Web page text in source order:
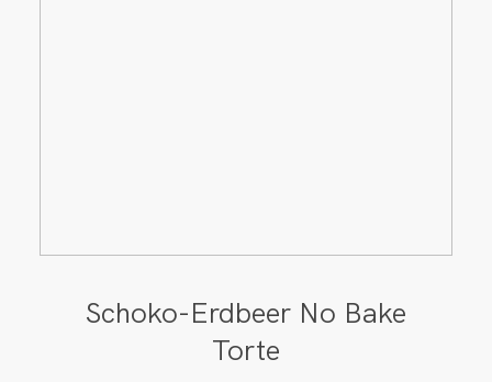
Schoko-Erdbeer No Bake
Torte